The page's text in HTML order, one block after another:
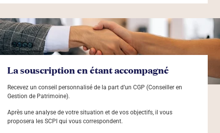
La souscription en étant accompagné
Recevez un conseil personnalisé de la part d’un CGP (Conseiller en
Gestion de Patrimoine).
Après une analyse de votre situation et de vos objectifs, il vous
proposera les SCPI qui vous correspondent.